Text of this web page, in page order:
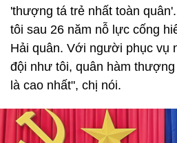
'thượng tá trẻ nhất toàn
tôi sau 26 năm nỗ lực cống
Hải quân. Với người phục vụ
đội như tôi, quân hàm
là cao nhất", chị nói.